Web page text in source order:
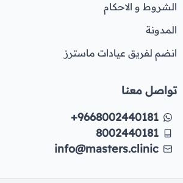
الشروط و الاحكام
المدونة
انضم لفريق عيادات ماسترز
تواصل معنا
+9668002440181
8002440181
info@masters.clinic